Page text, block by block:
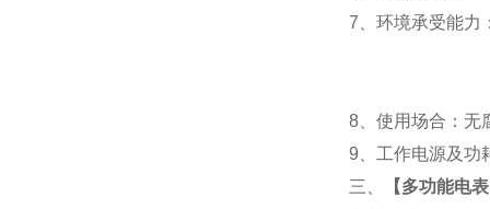
7
环境承受
8 、使用场合：
9 、工作电源及功
三、
【多功能电